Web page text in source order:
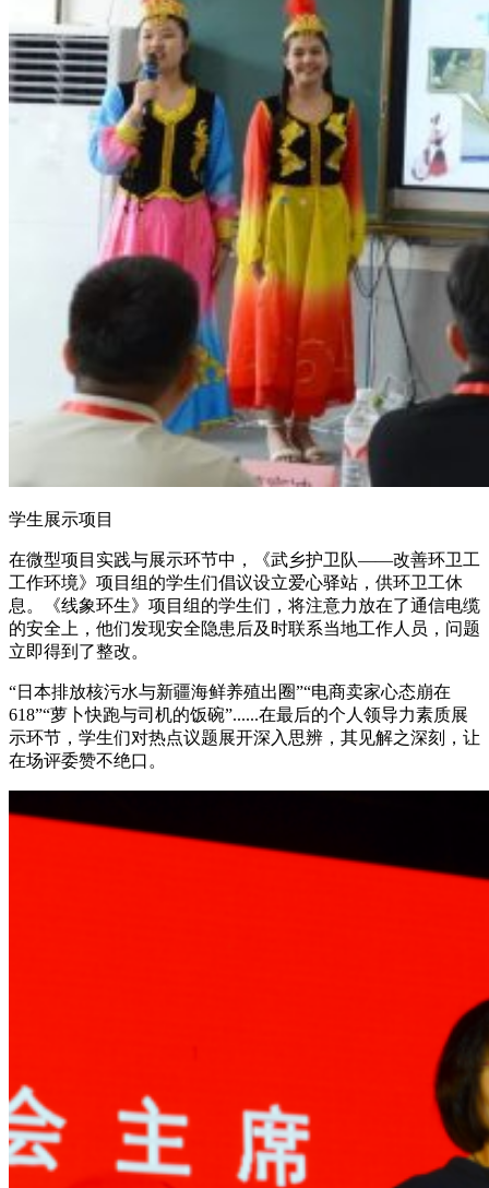
学生展示项目
在微型项目实践与展示环节中，《武乡护卫队——改善环卫工
工作环境》项目组的学生们倡议设立爱心驿站，供环卫工休
息。《线象环生》项目组的学生们，将注意力放在了通信电缆
的安全上，他们发现安全隐患后及时联系当地工作人员，问题
立即得到了整改。
“日本排放核污水与新疆海鲜养殖出圈”“电商卖家心态崩在
618”“萝卜快跑与司机的饭碗”......在最后的个人领导力素质展
示环节，学生们对热点议题展开深入思辨，其见解之深刻，让
在场评委赞不绝口。